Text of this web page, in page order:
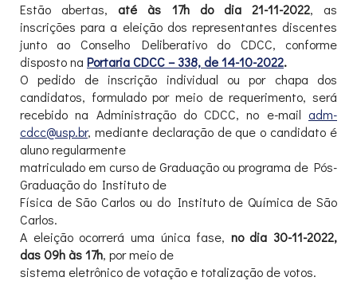
Estão abertas,até às 17h do dia 21-11-2022, as
inscrições para a eleição dos representantes discentes
junto ao Conselho Deliberativo do CDCC, conforme
disposto na Portaria CDCC – 338, de 14-10-2022.
O pedido de inscrição individual ou por chapa dos
candidatos, formulado por meio de requerimento, será
recebido na Administração do CDCC, no e-mail adm-
cdcc@usp.br, mediante declaração de que o candidato é
aluno regularmente
matriculado em curso de Graduação ou programa de Pós-
Graduação do Instituto de
Física de São Carlos ou do Instituto de Química de São
Carlos.
A eleição ocorrerá uma única fase, no dia 30-11-2022,
das 09h às 17h, por meio de
sistema eletrônico de votação e totalização de votos.